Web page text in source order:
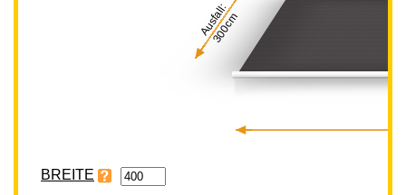
Ausfall:
300cm
BREITE